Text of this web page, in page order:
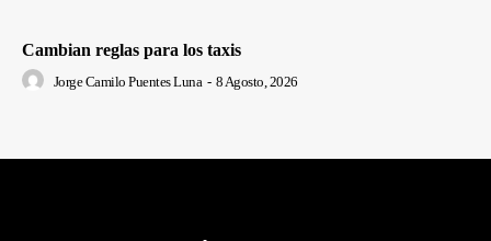
Cambian reglas para los taxis
Jorge Camilo Puentes Luna - 8 Agosto, 2026